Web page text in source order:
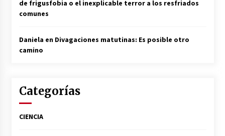
de frigusfobia o el inexplicable terror a los resfriados
comunes
Daniela en Divagaciones matutinas: Es posible otro
camino
Categorías
CIENCIA